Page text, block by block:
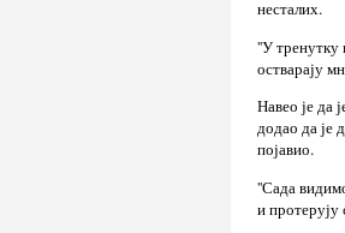
несталих.
''У тренутку
остварају
Навео је да
додао да је
појавио.
''Сада
и